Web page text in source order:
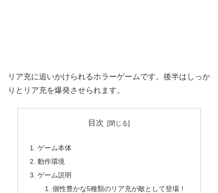
リア充に追いかけられるホラーゲームです。後半はしっか
りとリア充を爆発させられます。
目次
ゲーム本体
動作環境
ゲーム説明
個性豊かな5種類のリア充が敵として登場！